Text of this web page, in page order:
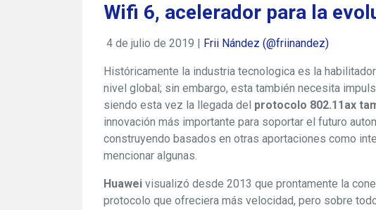
Wifi 6, acelerador para la
4 de julio de 2019 | Frii Nández (@friinandez)
Históricamente la industria tecnologica es la
nivel global; sin embargo, esta también necesita
siendo esta vez la llegada del protocolo 802.11ax
innovación más importante para soportar el futuro
construyendo basados en otras aportaciones como
mencionar algunas.
Huawei visualizó desde 2013 que prontamente la
protocolo que ofreciera más velocidad, pero sobre